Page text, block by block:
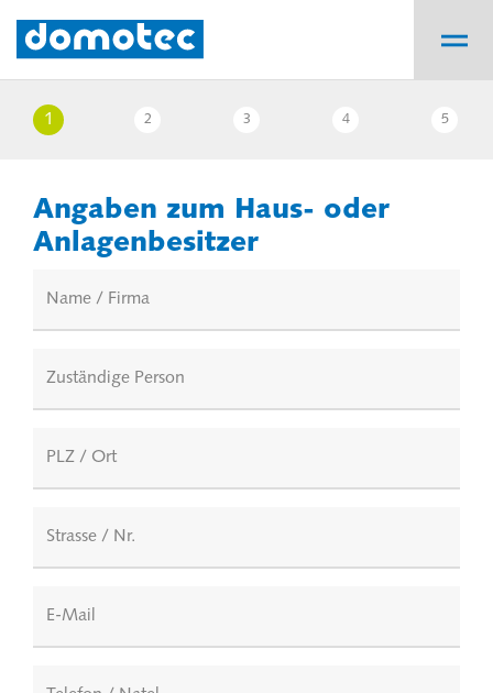
1 2 3 4 5
Angaben zum Haus- oder
Anlagenbesitzer
Name / Firma
Zuständige Person
PLZ / Ort
Strasse / Nr.
E-Mail